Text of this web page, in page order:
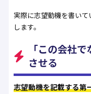
実際に志望動機を書い
します。
「この会社
させる
志望動機を記載する第